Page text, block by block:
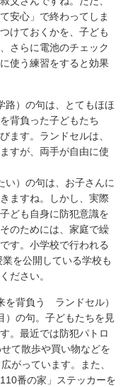
安心」で終わってしま
けておくかを、子ども
さらに電池のチェック
使う練習をすると効果
）の句は、とてもほほ
背負った子どもたち
ます。ランドセルは、
すが、両手が自由に使
）の句は、お子さんに
ますね。しかし、実際
ども自身に防犯意識を
のためには、家庭で繰
す。小学校で行われる
を公開している学校も
ださい。
背負う ランドセル）
の句。子どもたちを見
。最近では防犯パトロ
て散歩や買い物などを
がっています。また、
番の家」ステッカーを